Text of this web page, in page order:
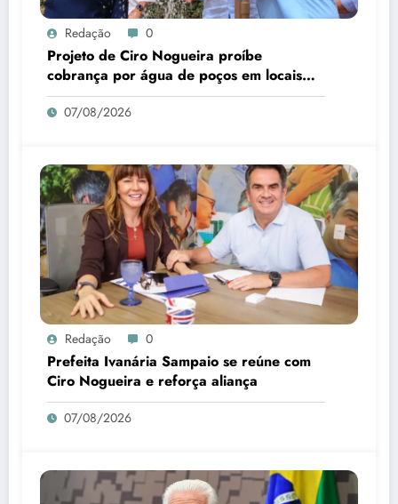
Redação 0
Projeto de Ciro Nogueira proíbe
cobrança por água de poços em locais
sem abastecimento público
07/08/2026
Redação 0
Prefeita Ivanária Sampaio se reúne com
Ciro Nogueira e reforça aliança
07/08/2026